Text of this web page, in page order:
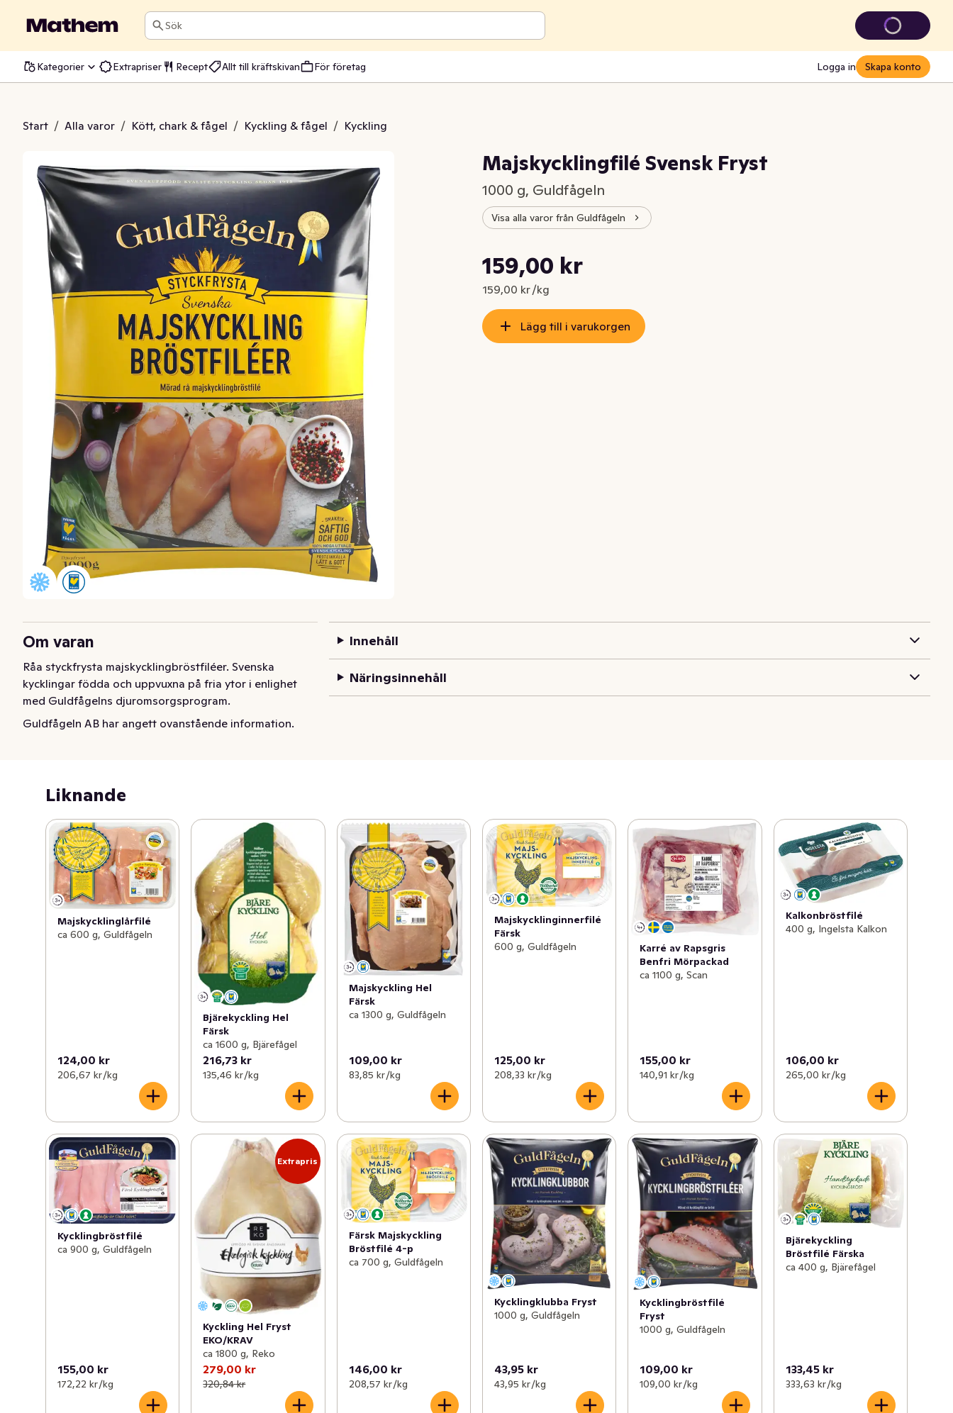
Sök
Kategorier Extrapriser Recept Allt till kräftskivan För företag Logga in Skapa konto
Start / Alla varor / Kött, chark & fågel / Kyckling & fågel / Kyckling
Svensk Fryst
Majskycklingfilé Svensk Fryst
1000 g, Guldfågeln
Visa alla varor från Guldfågeln
Nuvarande pris är: 159,00 kr
159,00 kr
159,00 kr /kg
Styckpris: 159,00 kr /kg
Lägg till i varukorgen
Om varan
Råa styckfrysta majskycklingbröstfiléer. Svenska
kycklingar födda och uppvuxna på fria ytor i enlighet
med Guldfågelns djuromsorgsprogram.
Guldfågeln AB har angett ovanstående information.
Innehåll
Näringsinnehåll
Liknande
Majskycklinglårfilé
ca 600 g, Guldfågeln
124,00 kr
206,67 kr /kg
Bjärekyckling Hel
Färsk
ca 1600 g, Bjärefågel
216,73 kr
135,46 kr /kg
Majskyckling Hel
Färsk
ca 1300 g, Guldfågeln
109,00 kr
83,85 kr /kg
Majskycklinginnerfilé
Färsk
600 g, Guldfågeln
125,00 kr
208,33 kr /kg
Karré av Rapsgris
Benfri Mörpackad
ca 1100 g, Scan
155,00 kr
140,91 kr /kg
Kalkonbröstfilé
400 g, Ingelsta Kalkon
106,00 kr
265,00 kr /kg
Kycklingbröstfilé
ca 900 g, Guldfågeln
155,00 kr
172,22 kr /kg
Extrapris
Kyckling Hel Fryst
EKO/KRAV
ca 1800 g, Reko
279,00 kr
320,84 kr
Färsk Majskyckling
Bröstfilé 4-p
ca 700 g, Guldfågeln
146,00 kr
208,57 kr /kg
Kycklingklubba Fryst
1000 g, Guldfågeln
43,95 kr
43,95 kr /kg
Kycklingbröstfilé
Fryst
1000 g, Guldfågeln
109,00 kr
109,00 kr /kg
Bjärekyckling
Bröstfilé Färska
ca 400 g, Bjärefågel
133,45 kr
333,63 kr /kg